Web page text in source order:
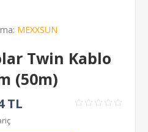
MEXXSUN
Twin Kablo
(50m)
TL